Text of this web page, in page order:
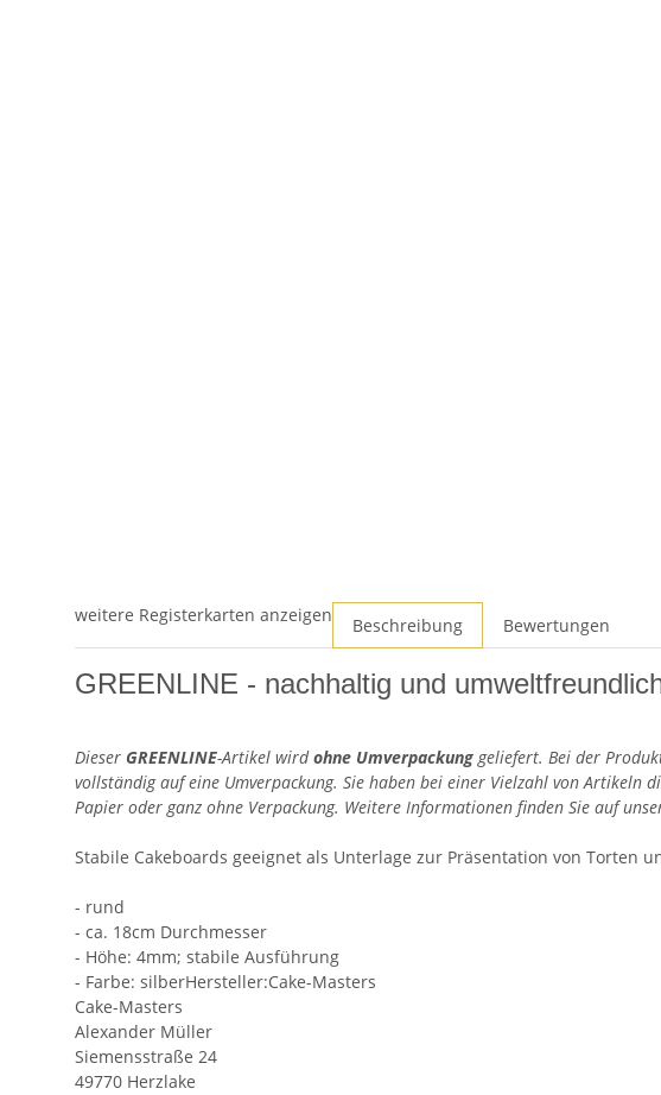
weitere Registerkarten anzeigen Beschreibung Bewertungen
GREENLINE - nachhaltig und
Dieser GREENLINE-Artikel wirdohne Umverpackunggeliefert. Bei der
vollständig auf eine Umverpackung. Sie haben bei einer Vielzahl von Artikeln
Papier oder ganz ohne Verpackung. Weitere Informationen finden Sie auf
Stabile Cakeboards geeignet als Unterlage zur Präsentation von
- rund
- ca. 18cm Durchmesser
- Höhe: 4mm; stabile Ausführung
- Farbe: silberHersteller:Cake-Masters
Cake-Masters
Alexander Müller
Siemensstraße 24
49770 Herzlake